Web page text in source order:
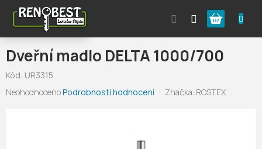
obsah
Nákupní
košík
Dveřní madlo DELTA 1000/700
Kód: UR3315
Průměrné
NeohodnocenoPodrobnosti hodnocení Značka: ROSTEX